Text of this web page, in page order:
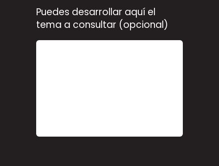
Puedes desarrollar aquí el
tema a consultar (opcional)